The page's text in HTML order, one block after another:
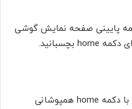
پایینی صفحه نمایش گوشی
دقت کنید تا این حلقه نگهدارنده با دکمه home همپوشانی